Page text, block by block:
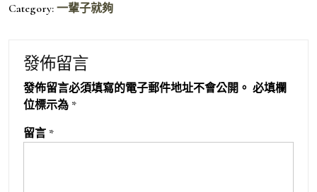
Category: 一輩子就夠
發佈留言
發佈留言必須填寫的電子郵件地址不會公開。 必填欄
位標示為 *
留言 *